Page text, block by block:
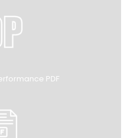
PDF